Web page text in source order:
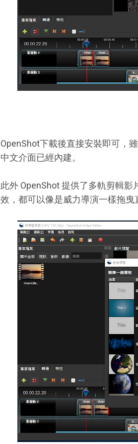
OpenShot下載後直接安裝即可，
中文介面已經內建。
此外 OpenShot 提供了多軌剪輯
效，都可以像是威力導演一樣拖曳